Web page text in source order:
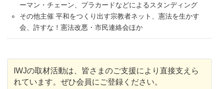
ーマン・チェーン、プラカードなどによるスタンディング
その他主催 平和をつくり出す宗教者ネット、憲法を生かす
会、許すな！憲法改悪・市民連絡会ほか
IWJの取材活動は、皆さまのご支援により直接支えら
れています。ぜひ会員にご登録ください。